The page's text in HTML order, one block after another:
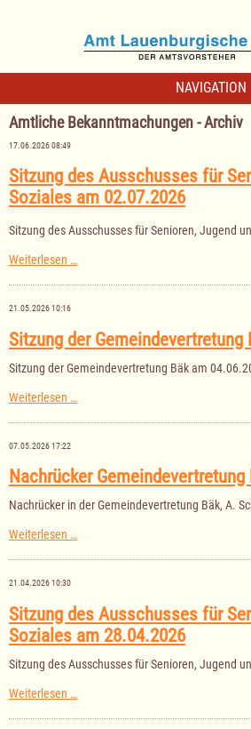
NAVIGATION
Amtliche Bekanntmachungen - Archiv
17.06.2026 08:49
Sitzung des Ausschusses für
Soziales am 02.07.2026
Sitzung des Ausschusses für Senioren, Jugend
Weiterlesen …Sitzung
Ausschusses
Jugend
und
am
21.05.2026 10:16
Sitzung der Gemeindevertretung
Sitzung der Gemeindevertretung Bäk am
Weiterlesen …
Gemeindevertretung
04.06.2026
07.05.2026 17:22
Nachrücker Gemeindevertretung
Nachrücker in der Gemeindevertretung Bäk, A.
Weiterlesen …Nachrücker
Bäk
21.04.2026 10:30
Sitzung des Ausschusses für
Soziales am 28.04.2026
Sitzung des Ausschusses für Senioren, Jugend
Weiterlesen …
Ausschusses